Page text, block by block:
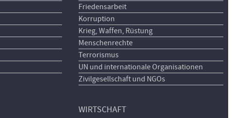
Friedensarbeit
Korruption
Krieg, Waffen, Rüstung
Menschenrechte
Terrorismus
UN und internationale Organisationen
Zivilgesellschaft und NGOs
WIRTSCHAFT